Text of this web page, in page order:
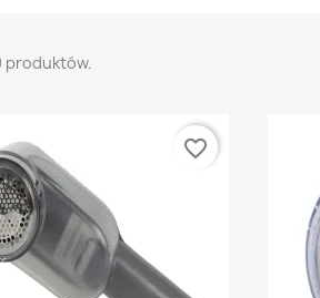
produktów.
favorite_border